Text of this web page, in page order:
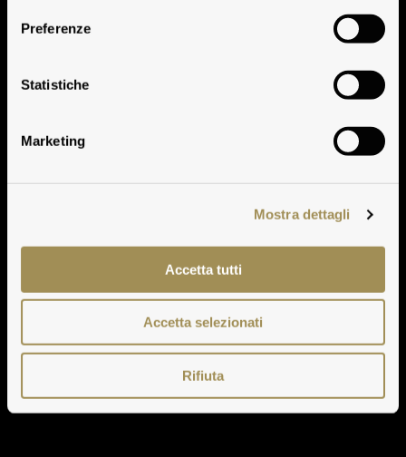
Preferenze
Statistiche
Marketing
Mostra dettagli
Accetta tutti
Accetta selezionati
Rifiuta